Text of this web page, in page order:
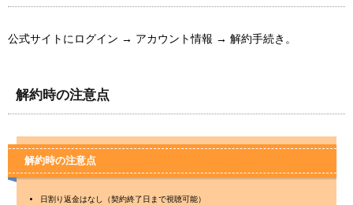
公式サイトにログイン → アカウント情報 → 解約手続き。
解約時の注意点
解約時の注意点
日割り返金はなし（契約終了日まで視聴可能）